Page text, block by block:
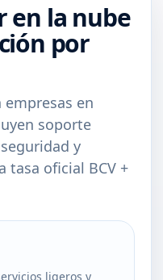
en la nube
por
empresas en
soporte
y
tasa oficial BCV +
ligeros y